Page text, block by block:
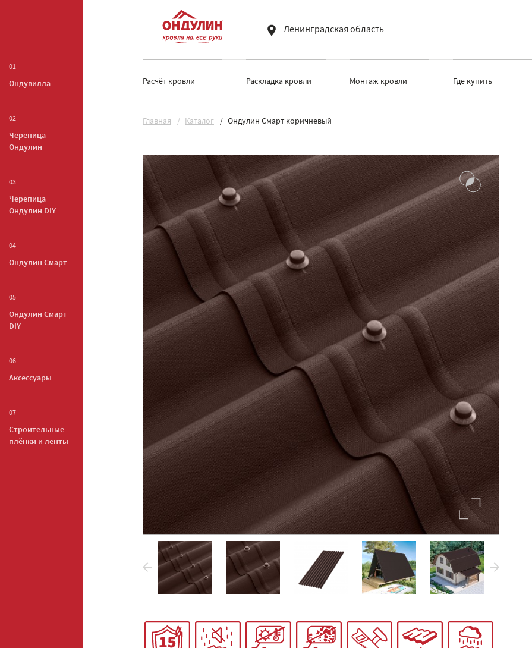
01
Ондувилла
02
Черепица
Ондулин
03
Черепица
Ондулин DIY
04
Ондулин Смарт
05
Ондулин Смарт
DIY
06
Аксессуары
07
Строительные
плёнки и ленты
Ленинградская область
Расчёт кровли Раскладка кровли Монтаж кровли Где купить
Главная Каталог Ондулин Смарт коричневый